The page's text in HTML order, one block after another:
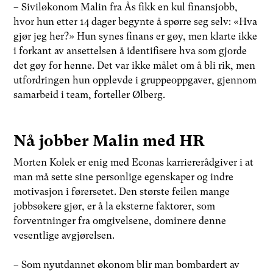
– Siviløkonom Malin fra Ås fikk en kul finansjobb,
hvor hun etter 14 dager begynte å spørre seg selv: «Hva
gjør jeg her?» Hun synes finans er gøy, men klarte ikke
i forkant av ansettelsen å identifisere hva som gjorde
det gøy for henne. Det var ikke målet om å bli rik, men
utfordringen hun opplevde i gruppeoppgaver, gjennom
samarbeid i team, forteller Ølberg.
Nå jobber Malin med HR
Morten Kolek er enig med Econas karriererådgiver i at
man må sette sine personlige egenskaper og indre
motivasjon i førersetet. Den største feilen mange
jobbsøkere gjør, er å la eksterne faktorer, som
forventninger fra omgivelsene, dominere denne
vesentlige avgjørelsen.
– Som nyutdannet økonom blir man bombardert av